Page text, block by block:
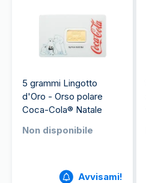
5 grammi Lingotto
d'Oro - Orso polare
Coca-Cola® Natale
Non disponibile
Avvisami!